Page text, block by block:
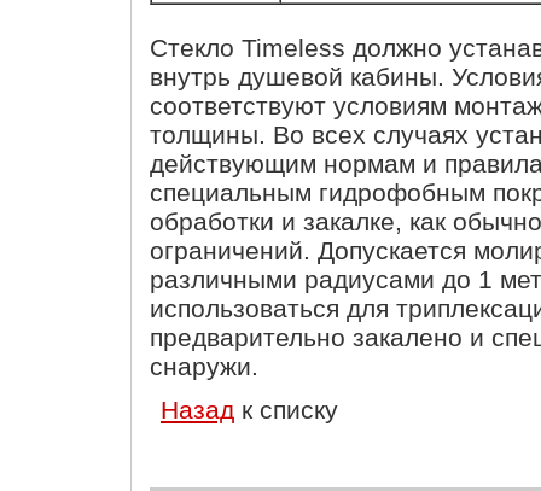
Стекло Timeless должно
внутрь душевой кабины.
соответствуют условиям
толщины. Во всех случаях
действующим нормам и
специальным гидрофобным
обработки и закалке, как
ограничений. Допускается
различными радиусами до 1
использоваться для
предварительно закалено и
снаружи.
Назад к списку